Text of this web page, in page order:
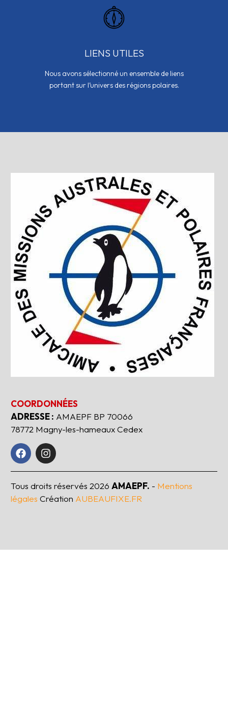
LIENS UTILES
Nous avons sélectionné un ensemble de liens
portant sur l’univers des régions polaires.
COORDONNÉES
ADRESSE : AMAEPF BP 70066
78772 Magny-les-hameaux Cedex
Tous droits réservés 2026 AMAEPF. - Mentions
légales Création AUBEAUFIXE.FR